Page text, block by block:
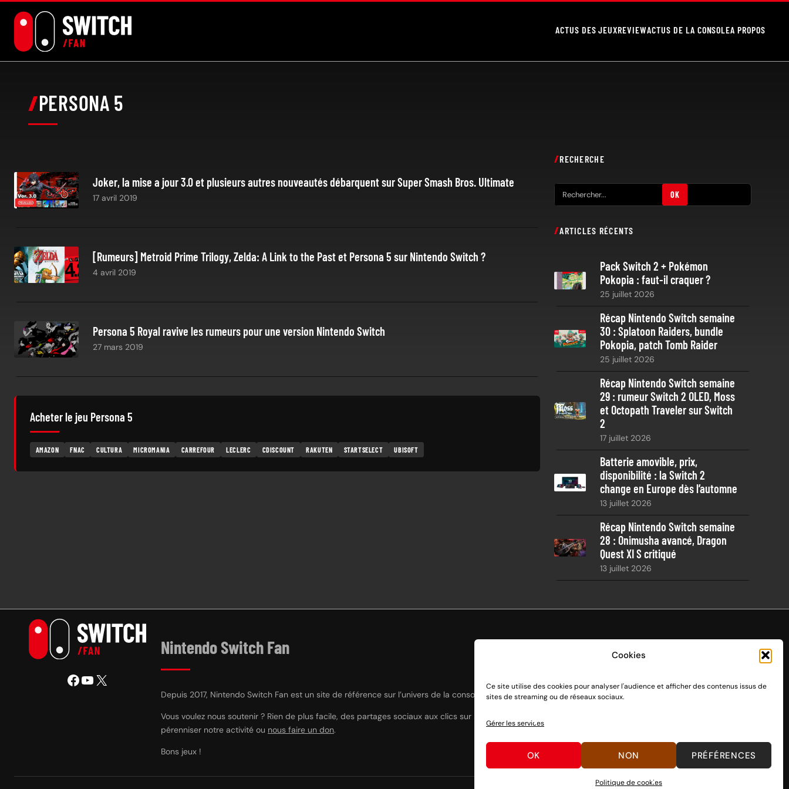
Cookies
Ce site utilise des cookies pour analyser l'audience et afficher des contenus issus de
sites de streaming ou de réseaux sociaux.
Gérer les services
OK NON PRÉFÉRENCES
Politique de cookies
ACTUS DES JEUXREVIEWACTUS DE LA CONSOLEA PROPOS
PERSONA 5
Joker, la mise a jour 3.0 et plusieurs autres nouveautés débarquent sur Super Smash Bros. Ultimate
17 avril 2019
[Rumeurs] Metroid Prime Trilogy, Zelda: A Link to the Past et Persona 5 sur Nintendo Switch ?
4 avril 2019
Persona 5 Royal ravive les rumeurs pour une version Nintendo Switch
27 mars 2019
Acheter le jeu Persona 5
AMAZON FNAC CULTURA MICROMANIA CARREFOUR LECLERC CDISCOUNT RAKUTEN STARTSELECT UBISOFT
RECHERCHE
e
h
OK
ARTICLES RÉCENTS
Pack Switch 2 + Pokémon
Pokopia : faut-il craquer ?
25 juillet 2026
Récap Nintendo Switch semaine
30 : Splatoon Raiders, bundle
Pokopia, patch Tomb Raider
25 juillet 2026
Récap Nintendo Switch semaine
29 : rumeur Switch 2 OLED, Moss
et Octopath Traveler sur Switch
2
17 juillet 2026
Batterie amovible, prix,
disponibilité : la Switch 2
change en Europe dès l’automne
13 juillet 2026
Récap Nintendo Switch semaine
28 : Onimusha avancé, Dragon
Quest XI S critiqué
13 juillet 2026
Facebook YouTube X
Nintendo Switch Fan
Depuis 2017, Nintendo Switch Fan est un site de référence sur l’univers de la console hybride Nintendo Switch 1 et 2, sortie le 3 mars 2017.
Vous voulez nous soutenir ? Rien de plus facile, des partages sociaux aux clics sur nos liens en passant par des dons, découvrez
pérenniser notre activité ou nous faire un don.
Bons jeux !